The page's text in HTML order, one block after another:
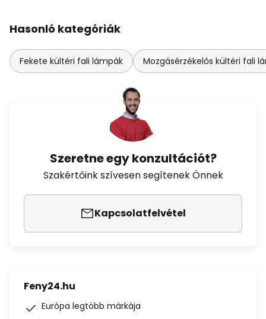
Hasonló kategóriák
Fekete kültéri fali lámpák Mozgásérzékelős kültéri fali
Szeretne egy konzultációt?
Szakértőink szívesen segítenek Önnek
Kapcsolatfelvétel
Feny24.hu
Európa legtöbb márkája